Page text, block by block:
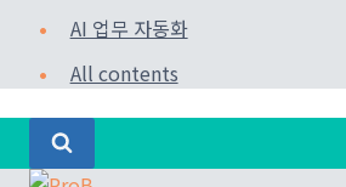
AI 업무 자동화
All contents